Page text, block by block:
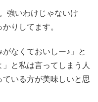
強いわけじゃないけ
りしてます。
なくておいしー♪」と
と私は言ってしまう人
いる方が美味しいと思